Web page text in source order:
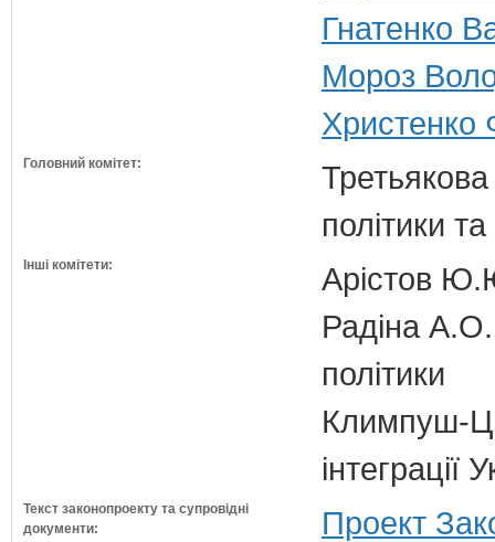
Гнатенко
Мороз
Христенко
Головний комітет:
політики
Інші комітети:
Арістов
Радіна А.О.
політики
Климпуш-
Текст законопроекту та супровідні
документи:
Проект